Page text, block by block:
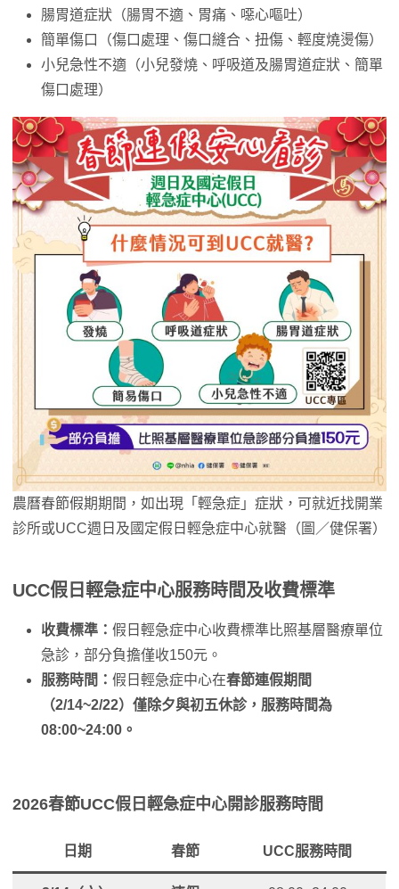
腸胃道症狀（腸胃不適、胃痛、噁心嘔吐）
簡單傷口（傷口處理、傷口縫合、扭傷、輕度燒燙傷）
小兒急性不適（小兒發燒、呼吸道及腸胃道症狀、簡單
傷口處理）
農曆春節假期期間，如出現「輕急症」症狀，可就近找開業
診所或UCC週日及國定假日輕急症中心就醫（圖／健保署）
UCC假日輕急症中心服務時間及收費標準
收費標準： 假日輕急症中心收費標準比照基層醫療單位
急診，部分負擔僅收150元。
服務時間： 假日輕急症中心在春節連假期間
（2/14~2/22）僅除夕與初五休診，服務時間為
08:00~24:00。
2026春節UCC假日輕急症中心開診服務時間
日期 春節 UCC服務時間